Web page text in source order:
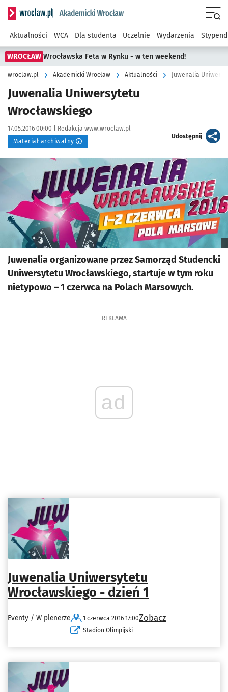
Serwis informacyjny wroclaw.pl podserwis: Akademicki
Aktualności WCA Dla studenta Uczelnie Wydarzenia
WROCŁAW Wrocławska Feta w Rynku - w ten weekend!
wroclaw.pl Akademicki Wrocław Aktualności Juwenalia
Juwenalia Uniwersytetu
Wrocławskiego
Data publikacji:
17.05.2016 00:00 | Autor:
Redakcja www.wroclaw.pl
Materiał archiwalny
Udostępnijartykuł
Kliknij, aby powiększyć
Juwenalia organizowane przez Samorząd Studencki
Uniwersytetu Wrocławskiego, startuje w tym roku
nietypowo – 1 czerwca na Polach Marsowych.
REKLAMA
ad
Juwenalia Uniwersytetu
Wrocławskiego - dzień 1
Eventy / W plenerze
1 czerwca 2016 17:00
Stadion Olimpijski
Zobacz